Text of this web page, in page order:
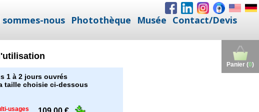
sommes-nous Photothèque Musée Contact/Devis